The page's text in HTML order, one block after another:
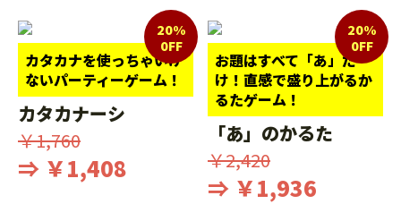
カタカナを使っちゃいけ
ないパーティーゲーム！
20%
0FF
カタカナーシ
￥1,760
⇒ ￥1,408
お題はすべて「あ」だ
け！直感で盛り上がるか
るたゲーム！
20%
0FF
「あ」のかるた
￥2,420
⇒ ￥1,936